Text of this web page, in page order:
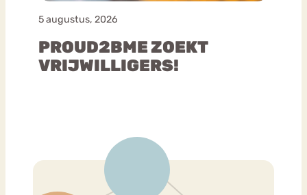
5 augustus, 2026
PROUD2BME ZOEKT
VRIJWILLIGERS!